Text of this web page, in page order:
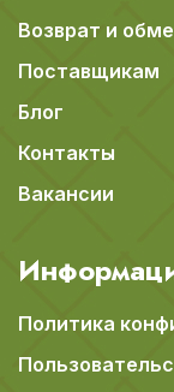
Возврат и
Поставщикам
Блог
Контакты
Вакансии
Политика